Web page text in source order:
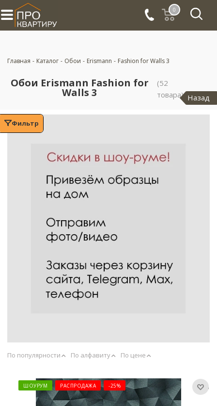
0
Главная - Каталог - Обои - Erismann - Fashion for Walls 3
Обои Erismann Fashion for
Walls 3
(52
товара) Назад
Фильтр
По популярности По алфавиту По цене
ШОУРУМ РАСПРОДАЖА -25%